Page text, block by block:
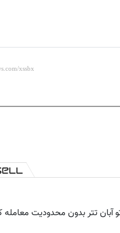
آبان تتر بدون محدودیت